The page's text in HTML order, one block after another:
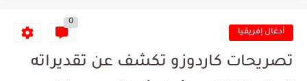
البرنامج الكامل لنهائي البطولة بين الاتحاد المنستيري والنادي الإفريقي أدغال إفريقيا
0
تصريحات كاردوزو تكشف عن تقديراته